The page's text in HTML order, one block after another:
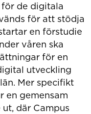
för de digitala
för att stödja
en förstudie
våren ska
för en
utveckling
Mer specifikt
en gemensam
där Campus